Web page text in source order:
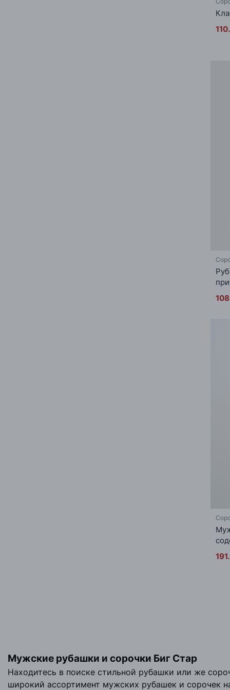
Мужские рубашки и сорочки Биг Стар
Находитесь в поиске стильной рубашки или же
широкий ассортимент мужских рубашек и сорочек